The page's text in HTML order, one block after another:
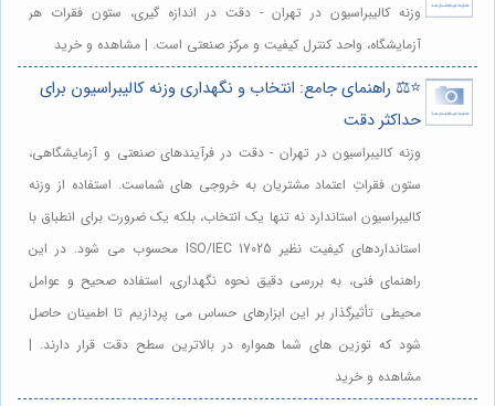
وزنه کالیبراسیون در تهران - دقت در اندازه گیری، ستون فقرات هر
آزمایشگاه، واحد کنترل کیفیت و مرکز صنعتی است. | مشاهده و خرید
⭐️⚖️ راهنمای جامع: انتخاب و نگهداری وزنه کالیبراسیون برای
حداکثر دقت
وزنه کالیبراسیون در تهران - دقت در فرآیندهای صنعتی و آزمایشگاهی،
ستون فقراتِ اعتماد مشتریان به خروجی های شماست. استفاده از وزنه
کالیبراسیون استاندارد نه تنها یک انتخاب، بلکه یک ضرورت برای انطباق با
استانداردهای کیفیت نظیر ISO/IEC 17025 محسوب می شود. در این
راهنمای فنی، به بررسی دقیق نحوه نگهداری، استفاده صحیح و عوامل
محیطی تأثیرگذار بر این ابزارهای حساس می پردازیم تا اطمینان حاصل
شود که توزین های شما همواره در بالاترین سطح دقت قرار دارند. |
مشاهده و خرید